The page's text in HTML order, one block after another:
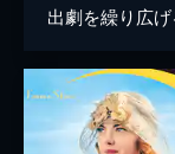
出劇を繰り広